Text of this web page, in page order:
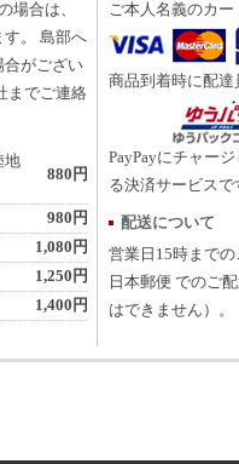
場合は、
す。 島部へ
合がござい
までご連絡
地
880円
980円
1,080円
1,250円
1,400円
ご本人名義のカ
商品到着時に配
PayPayにチャー
る決済サービスで
配送について
営業日15時まで
日本郵便 でのご
はできません）。